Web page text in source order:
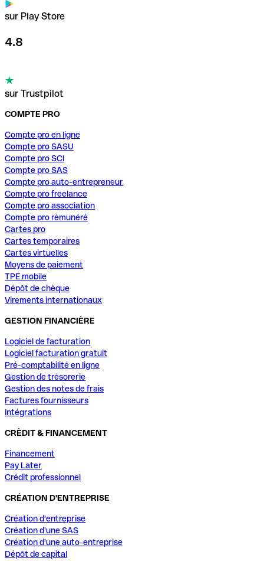
sur Play Store
4.8
sur Trustpilot
COMPTE PRO
Compte pro en ligne
Compte pro SASU
Compte pro SCI
Compte pro SAS
Compte pro auto-entrepreneur
Compte pro freelance
Compte pro association
Compte pro rémunéré
Cartes pro
Cartes temporaires
Cartes virtuelles
Moyens de paiement
TPE mobile
Dépôt de chèque
Virements internationaux
GESTION FINANCIÈRE
Logiciel de facturation
Logiciel facturation gratuit
Pré-comptabilité en ligne
Gestion de trésorerie
Gestion des notes de frais
Factures fournisseurs
Intégrations
CRÈDIT & FINANCEMENT
Financement
Pay Later
Crédit professionnel
CRÉATION D'ENTREPRISE
Création d'entreprise
Création d'une SAS
Création d'une auto-entreprise
Dépôt de capital